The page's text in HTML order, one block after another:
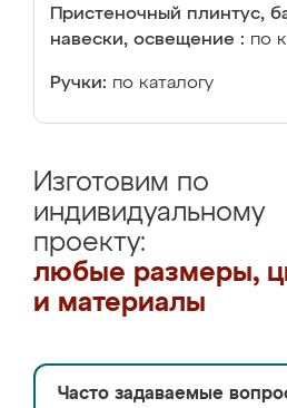
Пристеночный плинтус,
навески, освещение : по
Ручки: по каталогу
Изготовим по
индивидуальному
проекту:
любые размеры,
и материалы
Часто задаваемые